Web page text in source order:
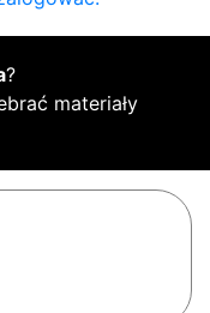
?
materiały